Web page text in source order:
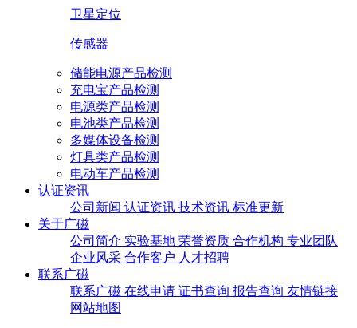
卫星定位
传感器
储能电源产品检测
充电宝产品检测
电源类产品检测
电池类产品检测
多媒体设备检测
灯具类产品检测
电动车产品检测
认证资讯
公司新闻 认证资讯 技术资讯 标准更新
关于广磁
公司简介 实验基地 荣誉资质 合作机构 专业团队
企业风采 合作客户 人才招聘
联系广磁
联系广磁 在线申请 证书查询 报告查询 友情链接
网站地图